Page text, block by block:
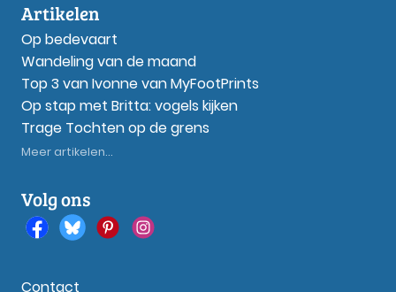
Artikelen
Op bedevaart
Wandeling van de maand
Top 3 van Ivonne van MyFootPrints
Op stap met Britta: vogels kijken
Trage Tochten op de grens
Meer artikelen...
Volg ons
Contact